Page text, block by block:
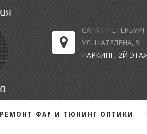
САНКТ-ПЕТЕРБУРГ
УЛ. ШАТЕЛЕНА, 9
ПАРКИНГ, 2Й
РЕМОНТ ФАР И ТЮНИНГ ОПТИКИ